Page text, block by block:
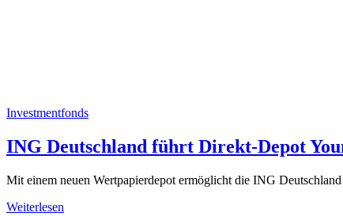
Investmentfonds
ING Deutschland führt Direkt-Depot
Mit einem neuen Wertpapierdepot ermöglicht die ING
Weiterlesen